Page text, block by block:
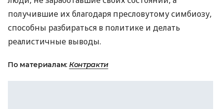
получившие их благодаря пресловутому симбиозу,
способны разбираться в политике и делать
реалистичные выводы.
По материалам: Контракти